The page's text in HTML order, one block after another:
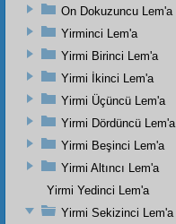
On Dokuzuncu Lem'a
Yirminci Lem'a
Yirmi Birinci Lem'a
Yirmi İkinci Lem'a
Yirmi Üçüncü Lem'a
Yirmi Dördüncü Lem'a
Yirmi Beşinci Lem'a
Yirmi Altıncı Lem'a
Yirmi Yedinci Lem'a
Yirmi Sekizinci Lem'a